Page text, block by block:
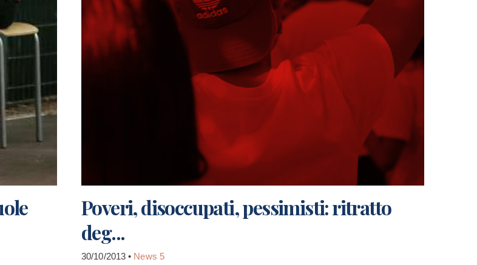
Poveri, disoccupati, pessimisti: ritratto
deg...
30/10/2013 • News 5